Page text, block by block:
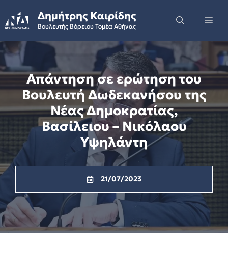
to
content
Δημήτρης Καιρίδης
Βουλευτής Βόρειου Τομέα Αθήνας
Απάντηση σε ερώτηση του
Βουλευτή Δωδεκανήσου της
Νέας Δημοκρατίας,
Βασίλειου – Νικόλαου
Υψηλάντη
21/07/2023